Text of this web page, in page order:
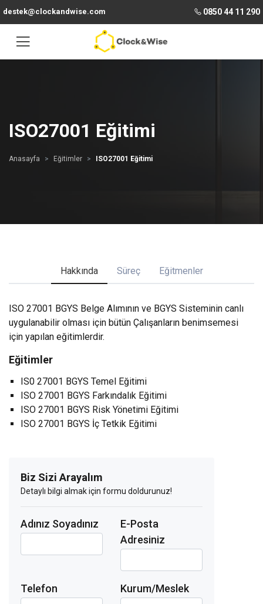
destek@clockandwise.com 0850 44 11 290
ISO27001 Eğitimi
Anasayfa Eğitimler ISO27001 Eğitimi
Hakkında Süreç Eğitmenler
ISO 27001 BGYS Belge Alımının ve BGYS Sisteminin canlı
uygulanabilir olması için bütün Çalışanların benimsemesi
için yapılan eğitimlerdir.
Eğitimler
IS0 27001 BGYS Temel Eğitimi
ISO 27001 BGYS Farkındalık Eğitimi
ISO 27001 BGYS Risk Yönetimi Eğitimi
ISO 27001 BGYS İç Tetkik Eğitimi
Biz Sizi Arayalım
Detaylı bilgi almak için formu doldurunuz!
Adınız Soyadınız
E-Posta
Adresiniz
Telefon Kurum/Meslek